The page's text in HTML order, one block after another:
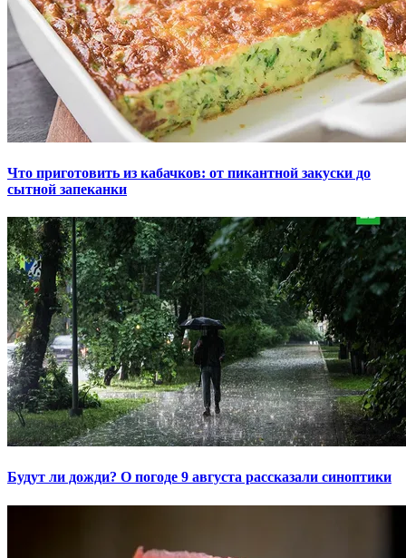
Что приготовить из кабачков: от пикантной закуски до
сытной запеканки
Будут ли дожди? О погоде 9 августа рассказали синоптики